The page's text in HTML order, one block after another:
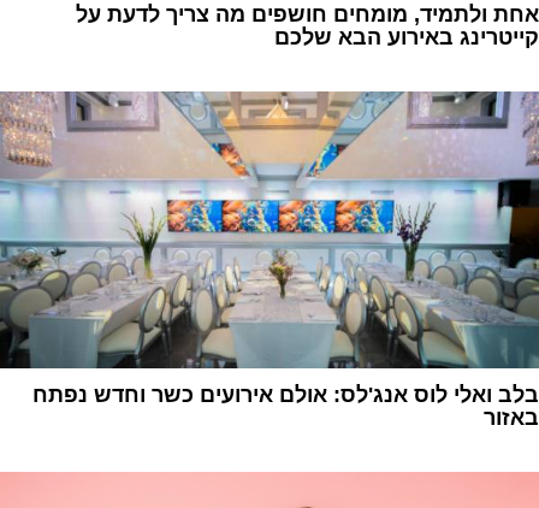
אחת ולתמיד, מומחים חושפים מה צריך לדעת על
קייטרינג באירוע הבא שלכם
בלב ואלי לוס אנג'לס: אולם אירועים כשר וחדש נפתח
באזור